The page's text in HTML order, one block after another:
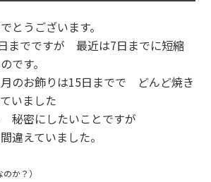
うございます。
までですが 最近は7日までに短縮
です。
のお飾りは15日までで どんど焼き
いました
密にしたいことですが
違えていました。
か？）